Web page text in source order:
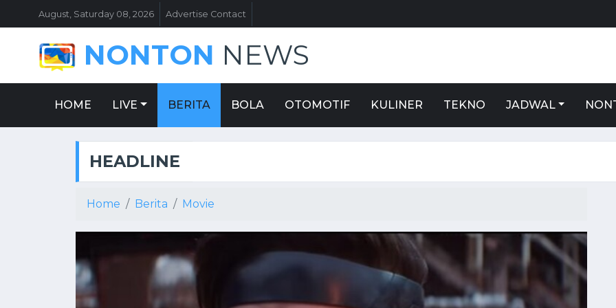
August, Saturday 08, 2026 Advertise Contact
NONTON NEWS
HOME LIVE BERITA BOLA OTOMOTIF KULINER TEKNO JADWAL
HEADLINE
Home Berita Movie